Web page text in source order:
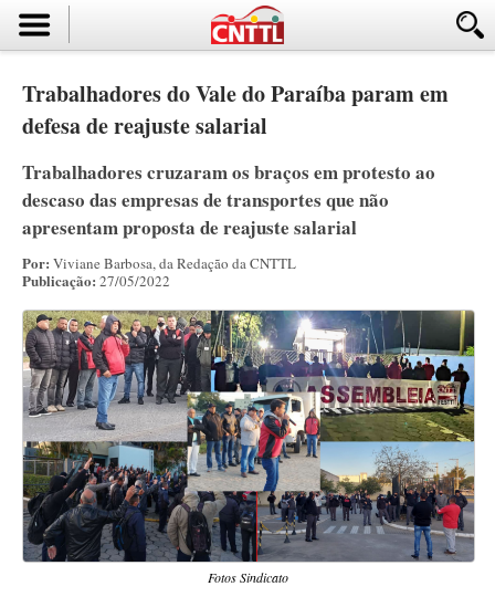
Trabalhadores do Vale do Paraíba param em
defesa de reajuste salarial
Trabalhadores cruzaram os braços em protesto ao
descaso das empresas de transportes que não
apresentam proposta de reajuste salarial
Por: Viviane Barbosa, da Redação da CNTTL
Publicação: 27/05/2022
Fotos Sindicato